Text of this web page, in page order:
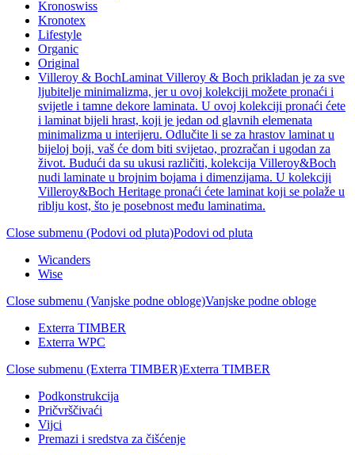
Kronoswiss
Kronotex
Lifestyle
Organic
Original
Villeroy & BochLaminat Villeroy & Boch prikladan je za sve
ljubitelje minimalizma, jer u ovoj kolekciji možete pronaći i
svijetle i tamne dekore laminata. U ovoj kolekciji pronaći ćete
i laminat bijeli hrast, koji je jedan od glavnih elemenata
minimalizma u interijeru. Odlučite li se za hrastov laminat u
bijeloj boji, vaš će dom biti svijetao, prozračan i ugodan za
život. Budući da su ukusi različiti, kolekcija Villeroy&Boch
nudi laminate u brojnim bojama i dimenzijama. U kolekciji
Villeroy&Boch Heritage pronaći ćete laminat koji se polaže u
riblju kost, što je posebnost među laminatima.
Close submenu (Podovi od pluta)Podovi od pluta
Wicanders
Wise
Close submenu (Vanjske podne obloge)Vanjske podne obloge
Exterra TIMBER
Exterra WPC
Close submenu (Exterra TIMBER)Exterra TIMBER
Podkonstrukcija
Pričvrščivaći
Vijci
Premazi i sredstva za čišćenje